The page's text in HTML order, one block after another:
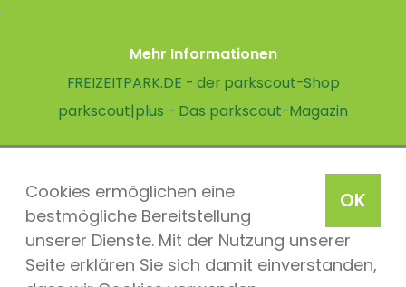
OK
Cookies ermöglichen eine
bestmögliche Bereitstellung
unserer Dienste. Mit der Nutzung unserer
Seite erklären Sie sich damit einverstanden,
Mehr Informationen
FREIZEITPARK.DE - der parkscout-Shop
parkscout|plus - Das parkscout-Magazin